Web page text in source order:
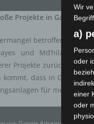
Projekte in Gafsa
betroffenes
und Md’hila
Projekte
kommt, dass in Gafsa
für mehrere
Wir
a)
oder
einer
oder